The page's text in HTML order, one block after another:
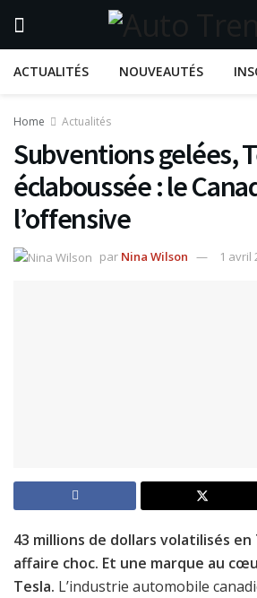
ACTUALITÉS NOUVEAUTÉS
Home Actualités
Subventions gelées,
éclaboussée : le
l’offensive
par Nina Wilson 1 avril
43 millions de dollars volatilisés en
affaire choc. Et une marque au
Tesla. L’industrie automobile